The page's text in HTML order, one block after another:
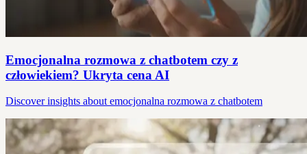
Emocjonalna rozmowa z chatbotem czy z
człowiekiem? Ukryta cena AI
Discover insights about emocjonalna rozmowa z chatbotem